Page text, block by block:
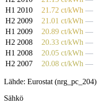
H1 2010
21.72 ct/kWh —
H2 2009
21.01 ct/kWh —
H1 2009
20.89 ct/kWh —
H2 2008
20.33 ct/kWh —
H1 2008
20.05 ct/kWh —
H2 2007
20.08 ct/kWh —
Lähde: Eurostat (nrg_pc_204)
Sähkö